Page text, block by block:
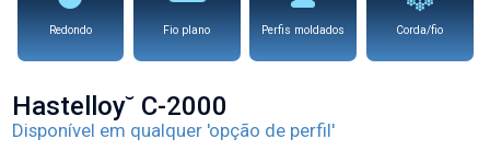
Redondo Fio plano Perfis moldados Corda/fio
Hastelloy˘ C-2000
Disponível em qualquer 'opção de perfil'